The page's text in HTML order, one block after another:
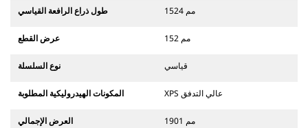
طول ذراع الرافعة القياسي 1524 مم
عرض القطع 152 مم
نوع السلسلة قياسي
المكونات الهيدروليكية المطلوبة XPS عالي التدفق
العرض الإجمالي 1901 مم